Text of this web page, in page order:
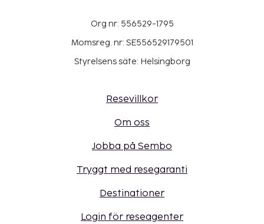
Org nr: 556529-1795
Momsreg. nr: SE556529179501
Styrelsens säte: Helsingborg
Resevillkor
Om oss
Jobba på Sembo
Tryggt med resegaranti
Destinationer
Login för reseagenter